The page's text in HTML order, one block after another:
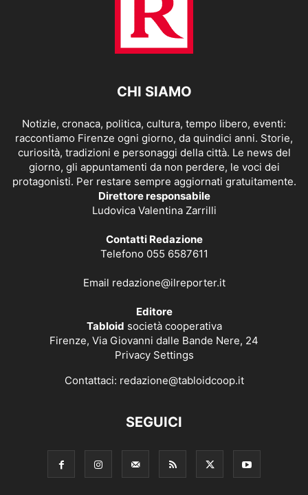
CHI SIAMO
Notizie, cronaca, politica, cultura, tempo libero, eventi:
raccontiamo Firenze ogni giorno, da quindici anni. Storie,
curiosità, tradizioni e personaggi della città. Le news del
giorno, gli appuntamenti da non perdere, le voci dei
protagonisti. Per restare sempre aggiornati gratuitamente.
Direttore responsabile
Ludovica Valentina Zarrilli
Contatti Redazione
Telefono 055 6587611
Email redazione@ilreporter.it
Editore
Tabloid società cooperativa
Firenze, Via Giovanni dalle Bande Nere, 24
Privacy Settings
Contattaci: redazione@tabloidcoop.it
SEGUICI